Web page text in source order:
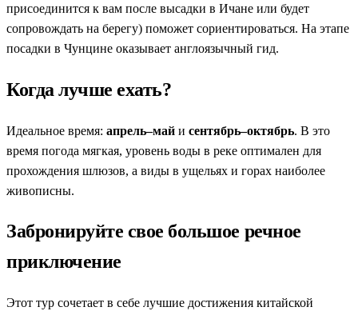
присоединится к вам после высадки в Ичане или будет
сопровождать на берегу) поможет сориентироваться. На этапе
посадки в Чунцине оказывает англоязычный гид.
Когда лучше ехать?
Идеальное время: апрель–май и сентябрь–октябрь. В это
время погода мягкая, уровень воды в реке оптимален для
прохождения шлюзов, а виды в ущельях и горах наиболее
живописны.
Забронируйте свое большое речное
приключение
Этот тур сочетает в себе лучшие достижения китайской